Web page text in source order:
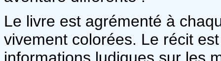
Le livre est agrémenté à
vivement colorées. Le récit